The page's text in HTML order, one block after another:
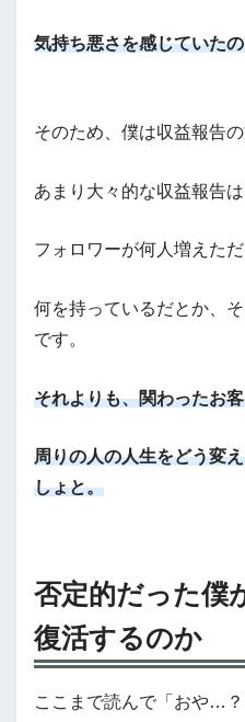
気持ち悪さを感じていた
そのため、僕は収益報告
あまり大々的な収益報告
フォロワーが何人増えた
何を持っているだとか、
です。
それよりも、関わったお
周りの人の人生をどう変
しょと。
否定的だった僕
復活するのか
ここまで読んで「おや…